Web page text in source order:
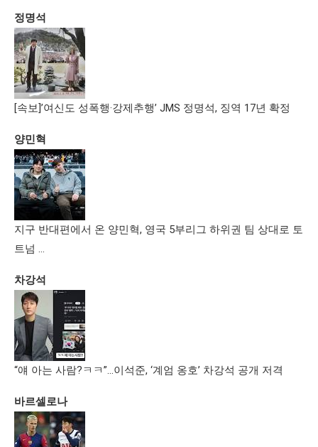
정명석
[속보]’여신도 성폭행·강제추행’ JMS 정명석, 징역 17년 확정
양민혁
지구 반대편에서 온 양민혁, 영국 5부리그 하위권 팀 상대로 토
트넘 …
차강석
“얘 아는 사람?ㅋㅋ”…이석준, ‘계엄 옹호’ 차강석 공개 저격
바르셀로나